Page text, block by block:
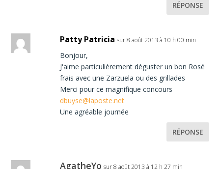
RÉPONSE
Patty Patricia sur 8 août 2013 à 10 h 00 min
Bonjour,
J'aime particulièrement déguster un bon Rosé
frais avec une Zarzuela ou des grillades
Merci pour ce magnifique concours
dbuyse@laposte.net
Une agréable journée
RÉPONSE
AgatheYo sur 8 août 2013 à 12 h 27 min